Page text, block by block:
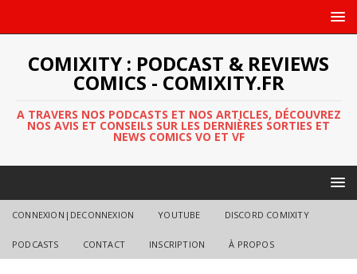
COMIXITY : PODCAST & REVIEWS
COMICS - COMIXITY.FR
A TRAVERS NOS PODCASTS ET NOS ARTICLES, DÉCOUVREZ
NOS AVIS ET CONSEILS SUR LES DERNIÈRES SORTIES ET
NEWS COMICS VO ET VF
CONNEXION|DECONNEXION YOUTUBE DISCORD COMIXITY
PODCASTS CONTACT INSCRIPTION À PROPOS